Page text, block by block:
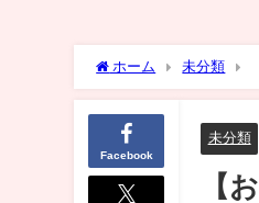
ホーム 未分類
Facebook
未分類
【